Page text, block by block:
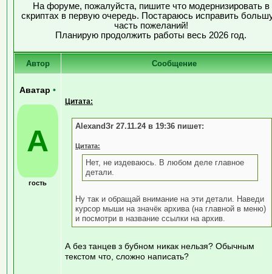
На форуме, пожалуйста, пишите что модернизировать в
скриптах в первую очередь. Постараюсь исправить
часть пожеланий!
Планирую продолжить работы весь 2026 год.
Автор Сообщение
Аватар •
А
гость
Цитата:
AlexandЗr 27.11.24 в 19:36 пишет:
Цитата:
Нет, не издеваюсь. В любом деле главное
детали.
Ну так и обращай внимание на эти детали. Наведи
курсор мыши на значёк архива (на главной в меню)
и посмотри в название ссылки на архив.
А без танцев з бубном никак нельзя? Обычным
текстом что, сложно написать?